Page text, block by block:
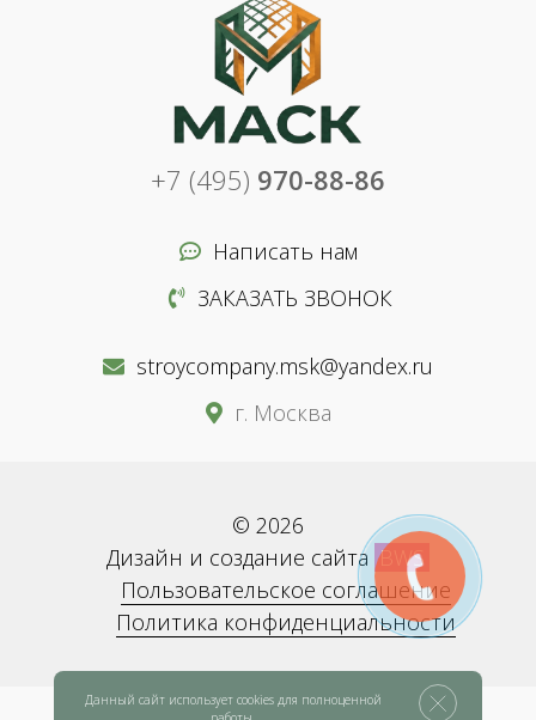
+7 (495) 970-88-86
Написать нам
ЗАКАЗАТЬ ЗВОНОК
stroycompany.msk@yandex.ru
г. Москва
© 2026
Дизайн и создание сайта BWS
Пользовательское соглашение
Политика конфиденциальности
Данный сайт использует cookies для полноценной